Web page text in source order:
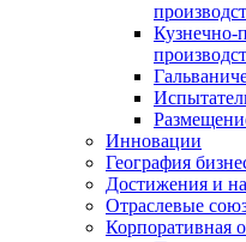
Кузнечно-
Инновации
География
Достижения и
Отраслевые
Корпоративная